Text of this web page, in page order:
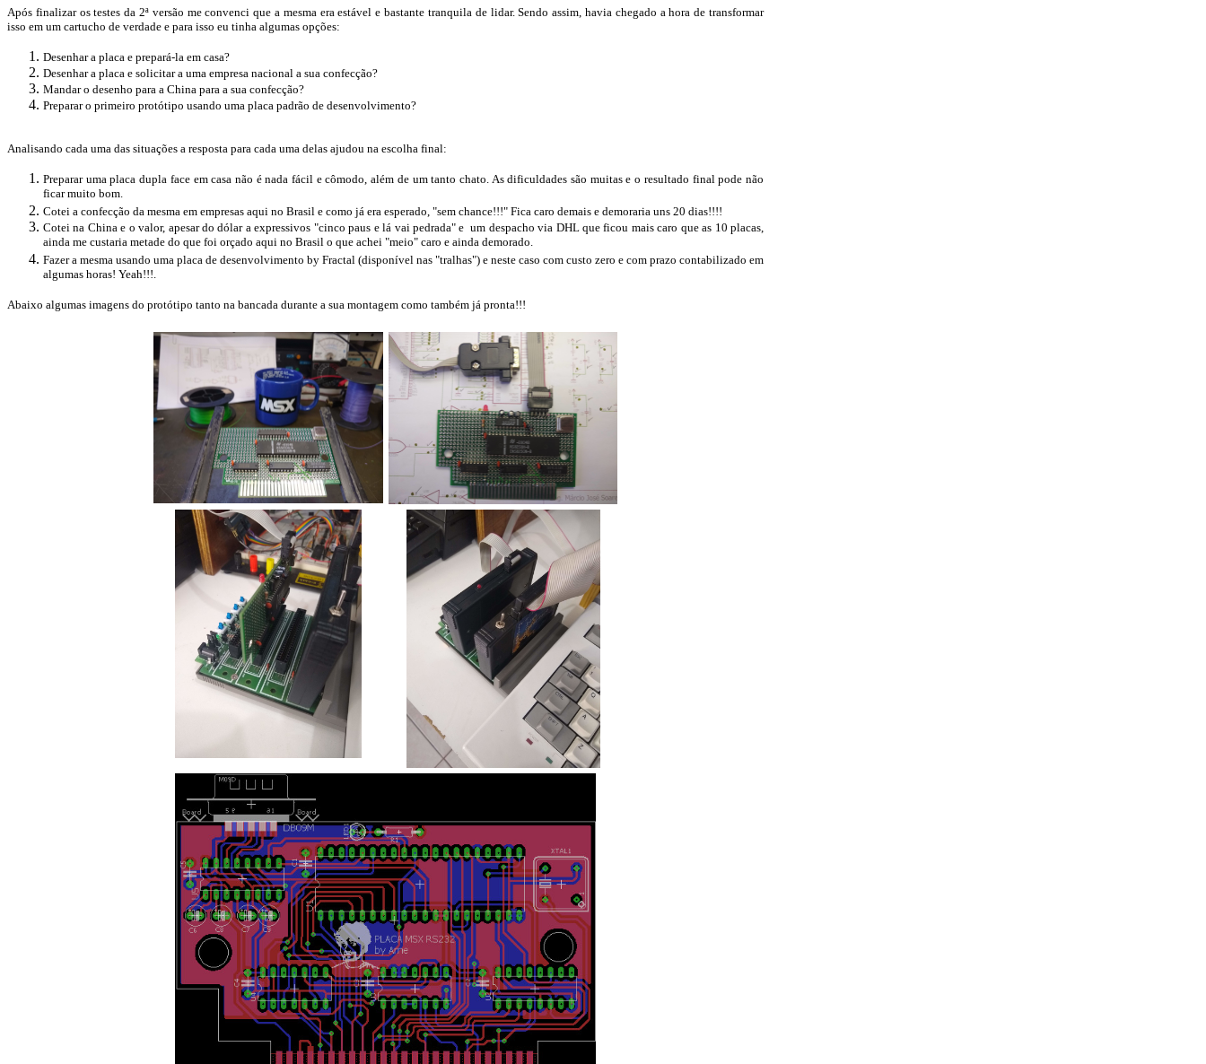
Após finalizar os testes da 2ª versão me convenci que a mesma era estável e bastante tranquila de lidar. Sendo assim, havia chegado a hora de transformar
isso em um cartucho de verdade e para isso eu tinha algumas opções:
Desenhar a placa e prepará-la em casa?
Desenhar a placa e solicitar a uma empresa nacional a sua confecção?
Mandar o desenho para a China para a sua confecção?
Preparar o primeiro protótipo usando uma placa padrão de desenvolvimento?
Analisando cada uma das situações a resposta para cada uma delas ajudou na escolha final:
Preparar uma placa dupla face em casa não é nada fácil e cômodo, além de um tanto chato. As dificuldades são muitas e o resultado final pode não
ficar muito bom.
Cotei a confecção da mesma em empresas aqui no Brasil e como já era esperado, "sem chance!!!" Fica caro demais e demoraria uns 20 dias!!!!
Cotei na China e o valor, apesar dodólara expressivos "cinco paus e lá vai pedrada" e um despacho via DHL que ficou mais caro que as 10 placas,
ainda me custaria metade do que foi orçado aqui no Brasil o que achei "meio" caro e ainda demorado.
Fazer a mesma usando uma placa de desenvolvimento by Fractal (disponível nas "tralhas") e neste caso com custo zero e com prazo contabilizado em
algumas horas! Yeah!!!.
Abaixo algumas imagens do protótipo tanto na bancada durante a sua montagem como também já pronta!!!